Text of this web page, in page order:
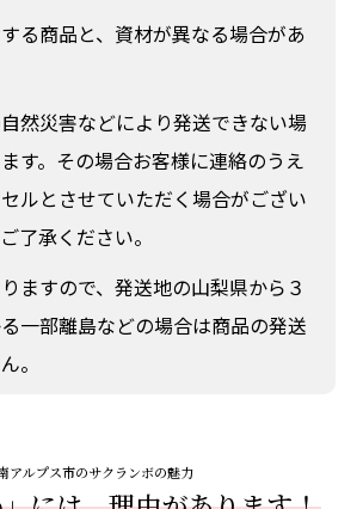
る商品と、資材が異なる場合があ
然災害などにより発送できない場
す。その場合お客様に連絡のうえ
ルとさせていただく場合がござい
了承ください。
ますので、発送地の山梨県から３
一部離島などの場合は商品の発送
。
アルプス市のサクランボの魅力